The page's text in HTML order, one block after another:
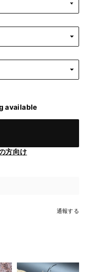
available
方向け
通報する